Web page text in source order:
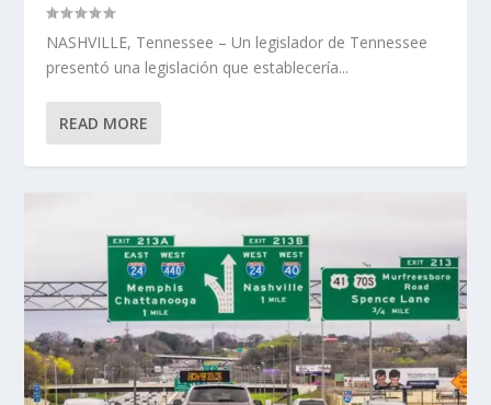
NASHVILLE, Tennessee – Un legislador de Tennessee
presentó una legislación que establecería...
READ MORE